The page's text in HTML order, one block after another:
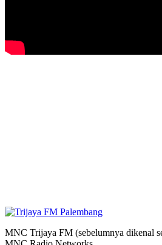
MNC Trijaya FM (sebelumnya dikenal